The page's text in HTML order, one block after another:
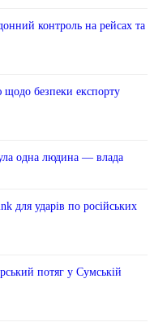
контроль на рейсах та
безпеки експорту
одна людина — влада
для ударів по російських
потяг у Сумській